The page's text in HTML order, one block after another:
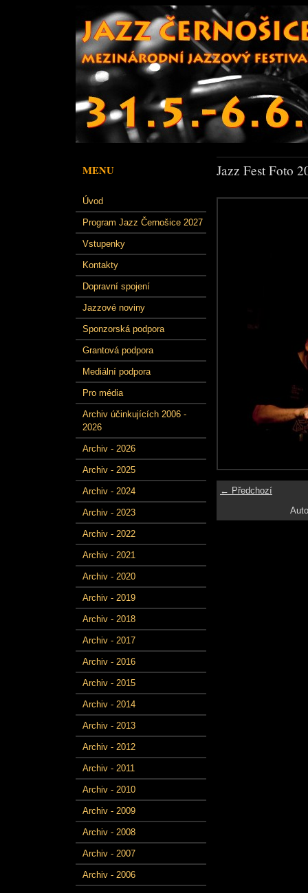
MENU
Úvod
Program Jazz Černošice 2027
Vstupenky
Kontakty
Dopravní spojení
Jazzové noviny
Sponzorská podpora
Grantová podpora
Mediální podpora
Pro média
Archiv účinkujících 2006 -
2026
Archiv - 2026
Archiv - 2025
Archiv - 2024
Archiv - 2023
Archiv - 2022
Archiv - 2021
Archiv - 2020
Archiv - 2019
Archiv - 2018
Archiv - 2017
Archiv - 2016
Archiv - 2015
Archiv - 2014
Archiv - 2013
Archiv - 2012
Archiv - 2011
Archiv - 2010
Archiv - 2009
Archiv - 2008
Archiv - 2007
Archiv - 2006
Jazz Fest Foto
← Předchozí